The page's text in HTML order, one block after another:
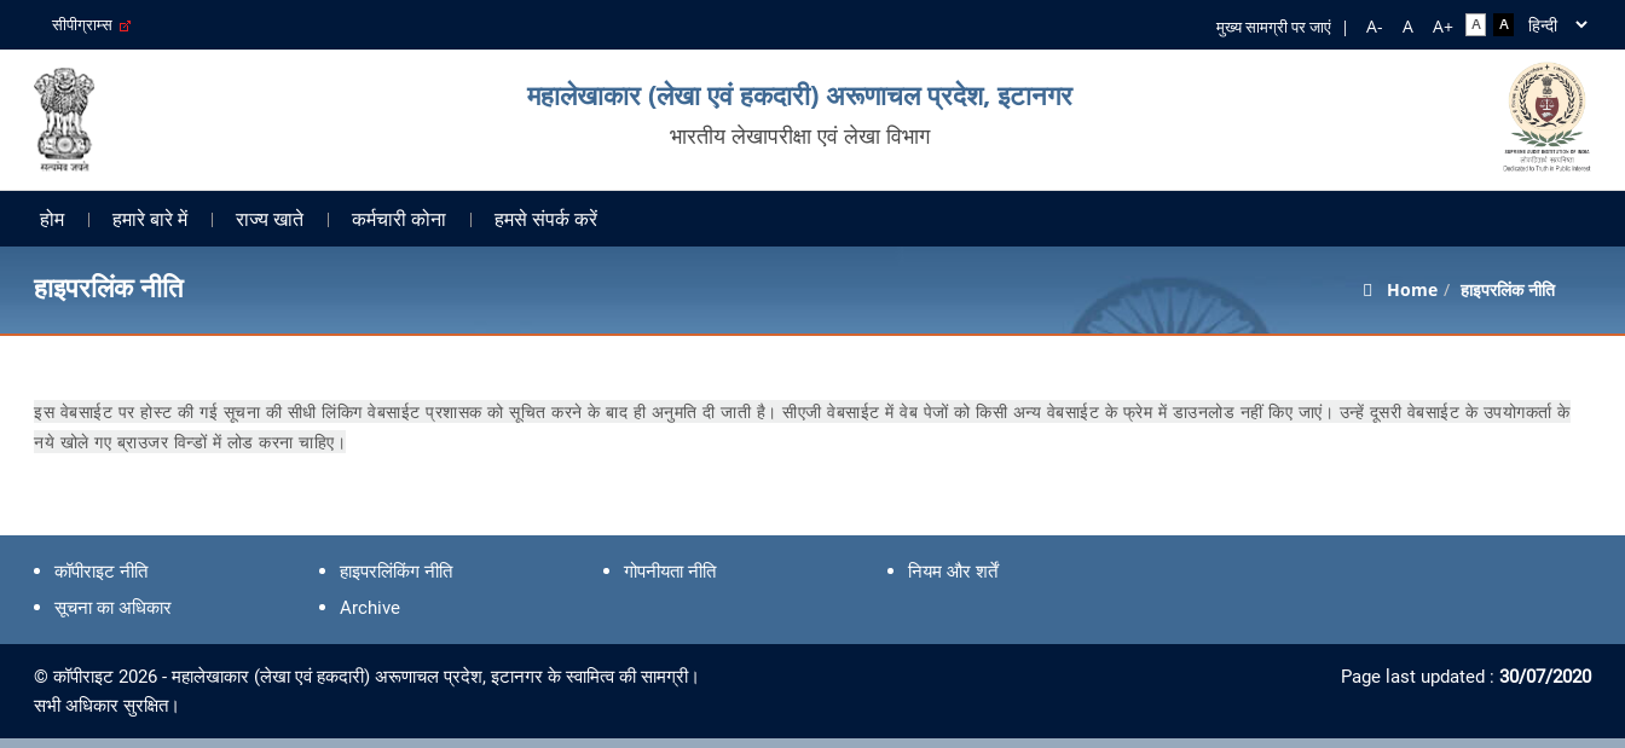
सीपीग्राम्स मुख्य सामग्री पर जाएं |
महालेखाकार (लेखा एवं हकदारी) अरूणाचल प्रदेश, इटानगर
भारतीय लेखापरीक्षा एवं लेखा विभाग
होम हमारे बारे में राज्य खाते कर्मचारी कोना हमसे संपर्क करें
हाइपरलिंक नीति Home हाइपरलिंक नीति
इस वेबसाईट पर होस्ट की गई सूचना की सीधी लिंकि‍ग वेबसाईट प्रशासक को सूचित करने के बाद ही अनुमति दी जाती है। सीएजी वेबसाईट में वेब पेजों को किसी अन्य वेबसाईट के फ्रेम में डाउनलोड नहीं किए जाएं। उन्हें दूसरी वेबसाईट के उपयोगकर्ता के
नये खोले गए ब्राउजर विन्डों में लोड करना चाहि‍ए।
कॉपीराइट नीति हाइपरलिंकिंग नीति गोपनीयता नीति
नियम और शर्तें
सूचना का अधिकार
Archive
© कॉपीराइट 2026 - महालेखाकार (लेखा एवं हकदारी) अरूणाचल प्रदेश, इटानगर के स्वामित्व की सामग्री।
सभी अधिकार सुरक्षित।
Page last updated : 30/07/2020